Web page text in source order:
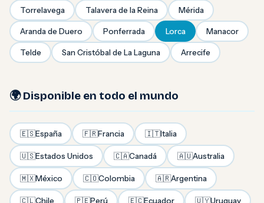
Torrelavega Talavera de la Reina Mérida
Aranda de Duero Ponferrada Lorca Manacor
Telde San Cristóbal de La Laguna Arrecife
🌍 Disponible en todo el mundo
🇪🇸España 🇫🇷Francia 🇮🇹Italia
🇺🇸Estados Unidos 🇨🇦Canadá 🇦🇺Australia
🇲🇽México 🇨🇴Colombia 🇦🇷Argentina
🇨🇱Chile 🇵🇪Perú 🇪🇨Ecuador 🇺🇾Uruguay